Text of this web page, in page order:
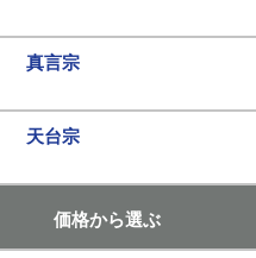
真言宗
天台宗
価格から選ぶ